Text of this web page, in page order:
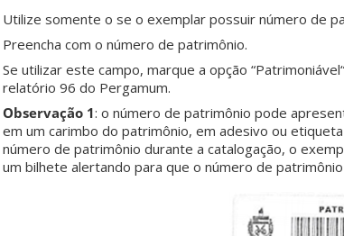
Utilize somente o se o exemplar possuir número de
Preencha com o número de patrimônio.
Se utilizar este campo, marque a opção “Patrimoniável
relatório 96 do Pergamum.
Observação 1: o número de patrimônio pode
em um carimbo do patrimônio, em adesivo ou
número de patrimônio durante a catalogação, o
um bilhete alertando para que o número de